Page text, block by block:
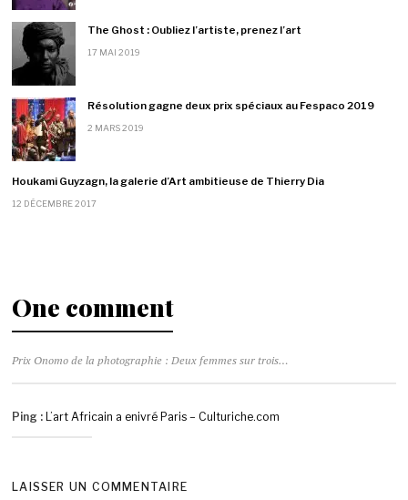
The Ghost : Oubliez l’artiste, prenez l’art
17 MAI 2019
Résolution gagne deux prix spéciaux au Fespaco 2019
2 MARS 2019
Houkami Guyzagn, la galerie d’Art ambitieuse de Thierry Dia
12 DÉCEMBRE 2017
One comment
Prix Onomo de la photographie : Deux femmes sur trois finalistes
Ping : L’art Africain a enivré Paris – Culturiche.com
LAISSER UN COMMENTAIRE